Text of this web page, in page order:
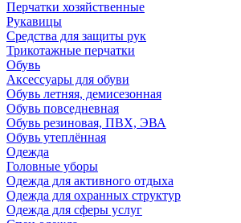
Перчатки хозяйственные
Рукавицы
Средства для защиты рук
Трикотажные перчатки
Обувь
Аксессуары для обуви
Обувь летняя, демисезонная
Обувь повседневная
Обувь резиновая, ПВХ, ЭВА
Обувь утеплённая
Одежда
Головные уборы
Одежда для активного отдыха
Одежда для охранных структур
Одежда для сферы услуг